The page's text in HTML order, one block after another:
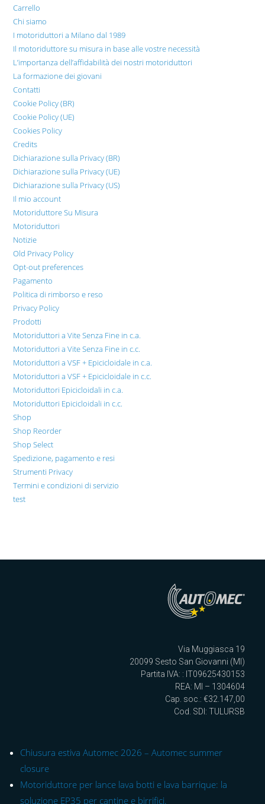
Carrello
Chi siamo
I motoriduttori a Milano dal 1989
Il motoriduttore su misura in base alle vostre necessità
L’importanza dell’affidabilità dei nostri motoriduttori
La formazione dei giovani
Contatti
Cookie Policy (BR)
Cookie Policy (UE)
Cookies Policy
Credits
Dichiarazione sulla Privacy (BR)
Dichiarazione sulla Privacy (UE)
Dichiarazione sulla Privacy (US)
Il mio account
Motoriduttore Su Misura
Motoriduttori
Notizie
Old Privacy Policy
Opt-out preferences
Pagamento
Politica di rimborso e reso
Privacy Policy
Prodotti
Motoriduttori a Vite Senza Fine in c.a.
Motoriduttori a Vite Senza Fine in c.c.
Motoriduttori a VSF + Epicicloidale in c.a.
Motoriduttori a VSF + Epicicloidale in c.c.
Motoriduttori Epicicloidali in c.a.
Motoriduttori Epicicloidali in c.c.
Shop
Shop Reorder
Shop Select
Spedizione, pagamento e resi
Strumenti Privacy
Termini e condizioni di servizio
test
Via Muggiasca 19
20099 Sesto San Giovanni (MI)
Partita IVA: : IT09625430153
REA: MI – 1304604
Cap. soc.: €32.147,00
Cod. SDI: TULURSB
Chiusura estiva Automec 2026 – Automec summer
closure
Motoriduttore per lance lava botti e lava barrique: la
soluzione EP35 per cantine e birrifici.